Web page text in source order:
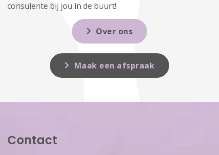
consulente bij jou in de buurt!
Over ons
Maak een afspraak
Contact